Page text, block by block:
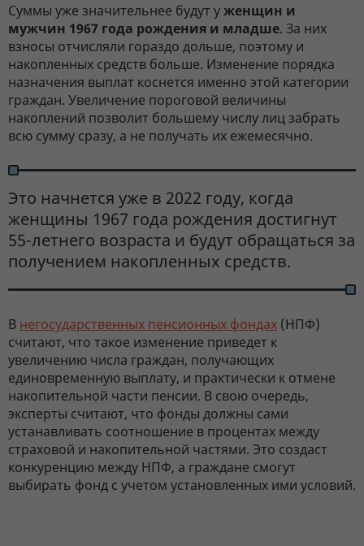
Суммы уже значительнее будут уженщин и
мужчин 1967 года рождения и младше. За них
взносы отчисляли гораздо дольше, поэтому и
накопленных средств больше. Изменение порядка
назначения выплат коснется именно этой категории
граждан. Увеличение пороговой величины
накоплений позволит большему числу лиц забрать
всю сумму сразу, а не получать их ежемесячно.
Это начнется уже в 2022 году, когда
женщины 1967 года рождения достигнут
55-летнего возраста и будут обращаться за
получением накопленных средств.
В негосударственных пенсионных фондах (НПФ)
считают, что такое изменение приведет к
увеличению числа граждан, получающих
единовременную выплату, и практически к отмене
накопительной части пенсии. В свою очередь,
эксперты считают, что фонды должны сами
устанавливать соотношение в процентах между
страховой и накопительной частями. Это создаст
конкуренцию между НПФ, а граждане смогут
выбирать фонд с учетом установленных ими условий.